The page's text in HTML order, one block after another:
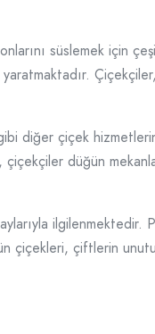
süslemek için
diğer çiçek
düğün
çiçekleri, çiftlerin